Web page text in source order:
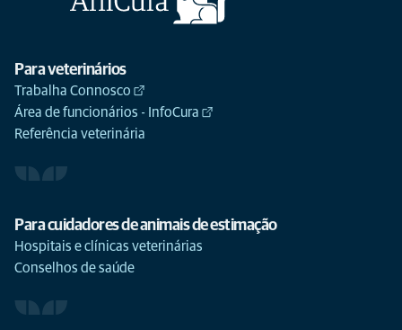
Para veterinários
Trabalha Connosco
Área de funcionários - InfoCura
Referência veterinária
Para cuidadores de animais de estimação
Hospitais e clínicas veterinárias
Conselhos de saúde